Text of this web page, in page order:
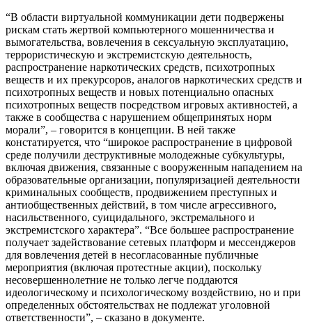
“В области виртуальной коммуникации дети подвержены
рискам стать жертвой компьютерного мошенничества и
вымогательства, вовлечения в сексуальную эксплуатацию,
террористическую и экстремистскую деятельность,
распространение наркотических средств, психотропных
веществ и их прекурсоров, аналогов наркотических средств и
психотропных веществ и новых потенциально опасных
психотропных веществ посредством игровых активностей, а
также в сообщества с нарушением общепринятых норм
морали”, – говорится в концепции. В ней также
констатируется, что “широкое распространение в цифровой
среде получили деструктивные молодежные субкультуры,
включая движения, связанные с вооруженным нападением на
образовательные организации, популяризацией деятельности
криминальных сообществ, продвижением преступных и
антиобщественных действий, в том числе агрессивного,
насильственного, суицидального, экстремального и
экстремистского характера”. “Все большее распространение
получает задействование сетевых платформ и мессенджеров
для вовлечения детей в несогласованные публичные
мероприятия (включая протестные акции), поскольку
несовершеннолетние не только легче поддаются
идеологическому и психологическому воздействию, но и при
определенных обстоятельствах не подлежат уголовной
ответственности”, – сказано в документе.